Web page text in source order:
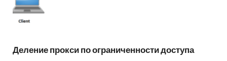
Деление прокси по ограниченности доступа